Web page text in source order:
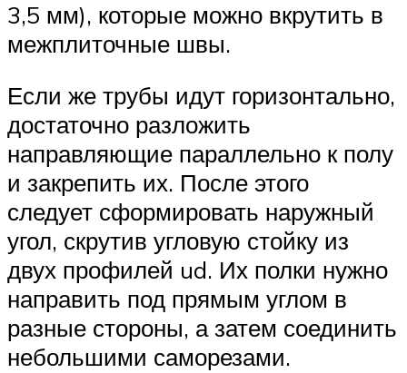
3,5 мм), которые можно вкрутить в
межплиточные швы.
Если же трубы идут горизонтально,
достаточно разложить
направляющие параллельно к полу
и закрепить их. После этого
следует сформировать наружный
угол, скрутив угловую стойку из
двух профилей ud. Их полки нужно
направить под прямым углом в
разные стороны, а затем соединить
небольшими саморезами.